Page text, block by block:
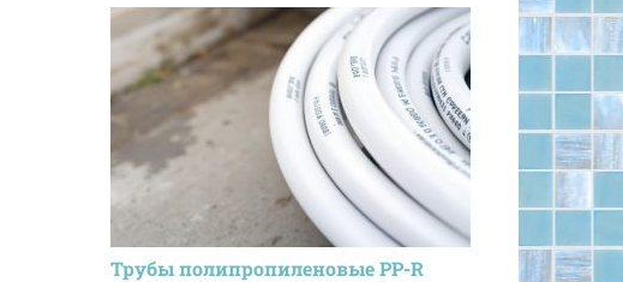
Трубы полипропиленовые PP-R